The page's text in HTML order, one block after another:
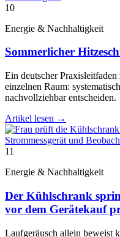
10
Energie & Nachhaltigkeit
Sommerlicher
Ein deutscher
einzelnen Raum:
nachvollziehbar entscheiden.
Artikel lesen →
11
Energie & Nachhaltigkeit
Der Kühlschrank
vor dem Gerätekauf
Laufgeräusch allein beweist